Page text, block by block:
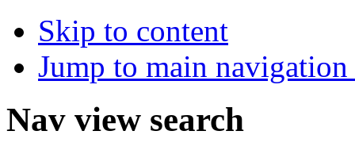
Skip to content
Jump to main
Nav view search